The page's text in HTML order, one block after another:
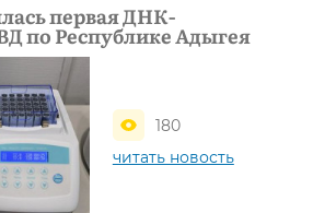
первая ДНК-
по Республике Адыгея
180
читать новость